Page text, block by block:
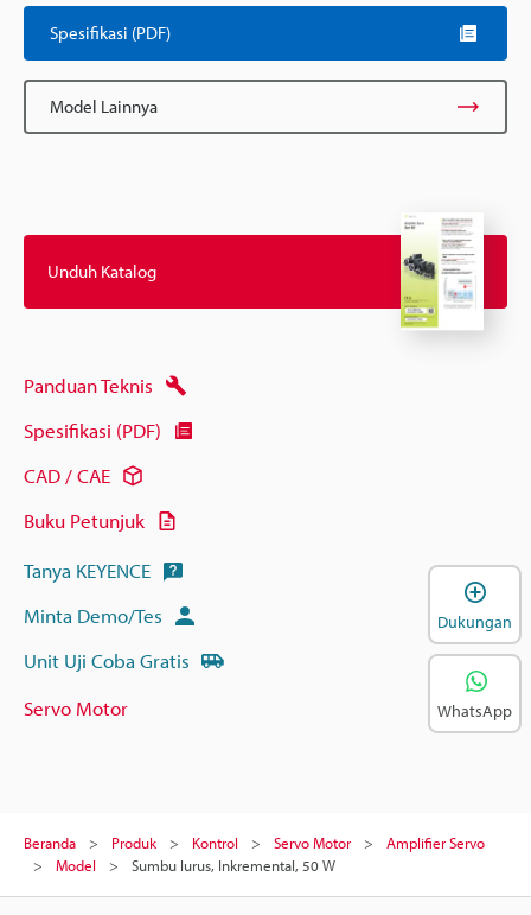
Spesifikasi (PDF)
Model Lainnya
Unduh Katalog
Panduan Teknis
Spesifikasi (PDF)
CAD / CAE
Buku Petunjuk
Tanya KEYENCE
Minta Demo/Tes
Unit Uji Coba Gratis
Servo Motor
Beranda Produk Kontrol Servo Motor
Amplifier Servo
Model
Sumbu lurus, Inkremental, 50 W
Dukungan
WhatsApp